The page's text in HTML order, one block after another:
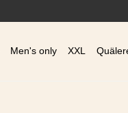
Men's only XXL